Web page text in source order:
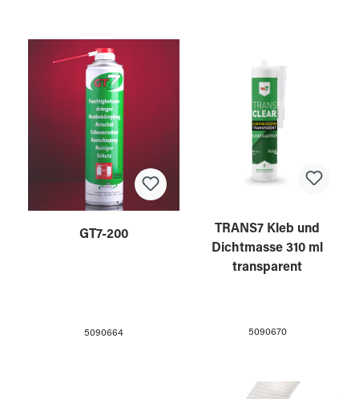
GT7-200
5090664
TRANS7 Kleb und
Dichtmasse 310 ml
transparent
5090670